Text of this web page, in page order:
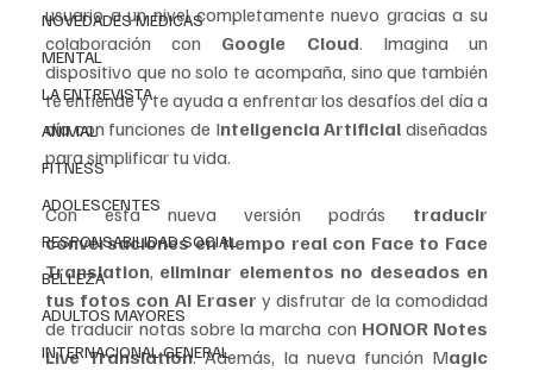
NOVEDADES MEDICAS
MENTAL
LA ENTREVISTA
ANIMAL
FITNESS
ADOLESCENTES
RESPONSABILIDAD SOCIAL
BELLEZA
ADULTOS MAYORES
INTERNACIONAL GENERAL
usuario a un nivel completamente nuevo gracias a su
colaboración con Google Cloud. Imagina un
dispositivo que no solo te acompaña, sino que también
te entiende y te ayuda a enfrentar los desafíos del día a
día con funciones de Inteligencia Artificial diseñadas
para simplificar tu vida.
Con esta nueva versión podrás traducir
conversaciones en tiempo real con Face to Face
Translation, eliminar elementos no deseados en
tus fotos con AI Eraser y disfrutar de la comodidad
de traducir notas sobre la marcha con HONOR Notes
Live Translation. Además, la nueva función Magic